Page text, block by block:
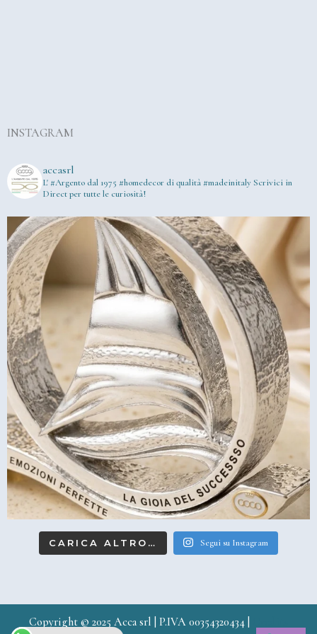
INSTAGRAM
accasrl
L' #Argento dal 1975 #homedecor di qualità #madeinitaly Scrivici in
Direct per tutte le curiosità!
CARICA ALTRO… Segui su Instagram
Copyright © 2025 Acca srl | P.IVA 00354320434 |